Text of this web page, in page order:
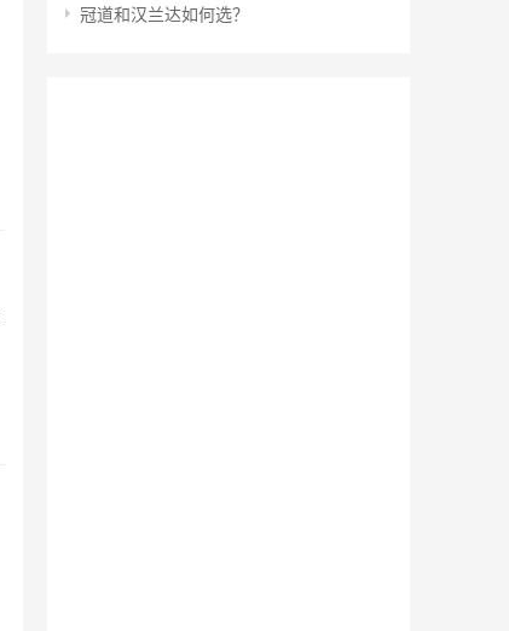
冠道和汉兰达如何选？